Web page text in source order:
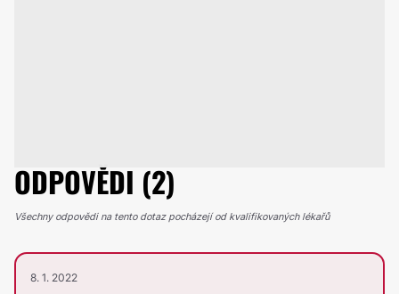
ODPOVĚDI (2)
Všechny odpovědi na tento dotaz pocházejí od kvalifikovaných lékařů
8. 1. 2022